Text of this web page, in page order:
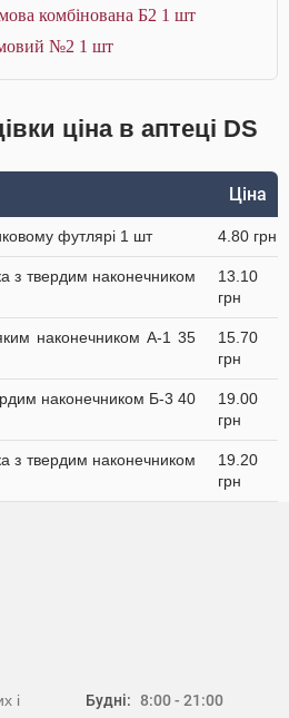
комбінована Б2 1 шт
№2 1 шт
ціна в аптеці DS
Ціна
футлярі 1 шт 4.80 грн
з твердим наконечником
13.10
грн
наконечником А-1 35
15.70
грн
наконечником Б-3 40
19.00
грн
з твердим наконечником
19.20
грн
Будні: 8:00 - 21:00
і